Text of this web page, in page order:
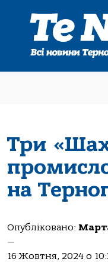
Три
на
Опубліковано:
—
16 Жовтня, 2024 о